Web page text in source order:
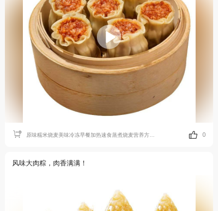
0
风味大肉粽，肉香满满！